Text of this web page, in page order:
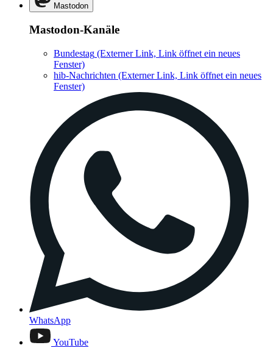
Mastodon
Mastodon-Kanäle
Bundestag (Externer Link, Link öffnet ein neues
Fenster)
hib-Nachrichten (Externer Link, Link öffnet ein neues
Fenster)
WhatsApp
YouTube